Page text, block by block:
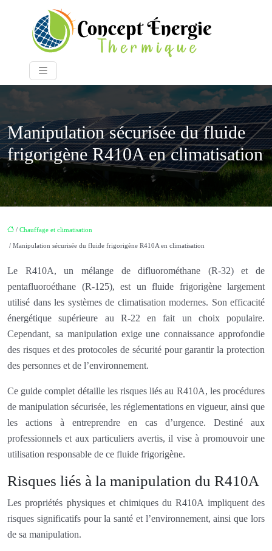
Manipulation sécurisée du fluide
frigorigène R410A en climatisation
/ Chauffage et climatisation
/ Manipulation sécurisée du fluide frigorigène R410A en climatisation
Le R410A, un mélange de difluorométhane (R-32) et de
pentafluoroéthane (R-125), est un fluide frigorigène largement
utilisé dans les systèmes de climatisation modernes. Son efficacité
énergétique supérieure au R-22 en fait un choix populaire.
Cependant, sa manipulation exige une connaissance approfondie
des risques et des protocoles de sécurité pour garantir la protection
des personnes et de l’environnement.
Ce guide complet détaille les risques liés au R410A, les procédures
de manipulation sécurisée, les réglementations en vigueur, ainsi que
les actions à entreprendre en cas d’urgence. Destiné aux
professionnels et aux particuliers avertis, il vise à promouvoir une
utilisation responsable de ce fluide frigorigène.
Risques liés à la manipulation du R410A
Les propriétés physiques et chimiques du R410A impliquent des
risques significatifs pour la santé et l’environnement, ainsi que lors
de sa manipulation.